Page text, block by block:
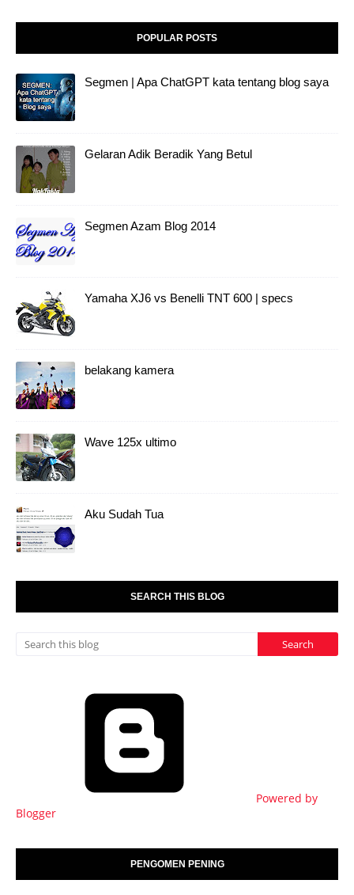
POPULAR POSTS
Segmen | Apa ChatGPT kata tentang blog saya
Gelaran Adik Beradik Yang Betul
Segmen Azam Blog 2014
Yamaha XJ6 vs Benelli TNT 600 | specs
belakang kamera
Wave 125x ultimo
Aku Sudah Tua
SEARCH THIS BLOG
Powered by
Blogger
PENGOMEN PENING